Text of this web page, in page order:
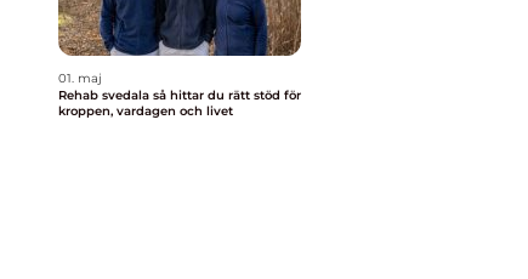
01. maj
Rehab svedala så hittar du rätt stöd för
kroppen, vardagen och livet